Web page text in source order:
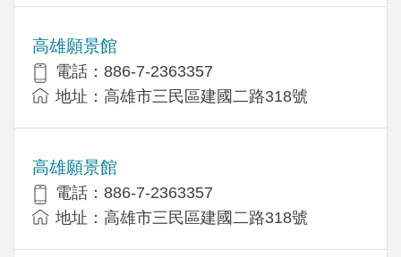
高雄願景館
電話：886-7-2363357
地址：高雄市三民區建國二路318號
高雄願景館
電話：886-7-2363357
地址：高雄市三民區建國二路318號